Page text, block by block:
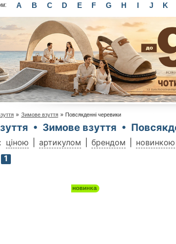
» Зимове взуття » Повсякденні черевики
• Зимове взуття •
ціною артикулом брендом новинкою
1
A B C D E F G H I J K